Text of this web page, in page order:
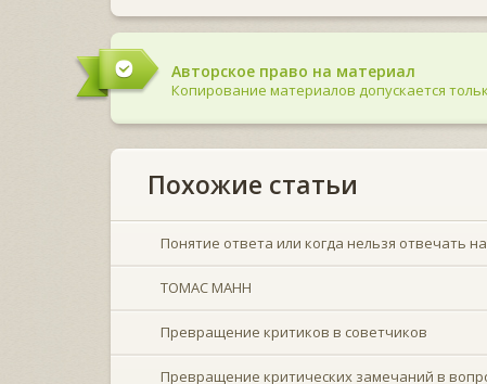
Авторское право на материал
Копирование материалов допускается
Похожие статьи
Понятие ответа или когда нельзя отвечать
ТОМАС МАНН
Превращение критиков в советчиков
Превращение критических замечаний в